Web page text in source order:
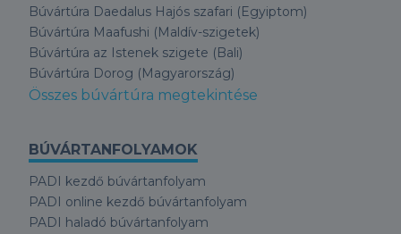
Búvártúra Daedalus Hajós szafari (Egyiptom)
Búvártúra Maafushi (Maldív-szigetek)
Búvártúra az Istenek szigete (Bali)
Búvártúra Dorog (Magyarország)
Összes búvártúra megtekintése
BÚVÁRTANFOLYAMOK
PADI kezdő búvártanfolyam
PADI online kezdő búvártanfolyam
PADI haladó búvártanfolyam